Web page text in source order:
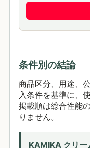
条件別の結論
商品区分、用途、
入条件を基準に、
掲載順は総合性能
りません。
KAMIKA クリー